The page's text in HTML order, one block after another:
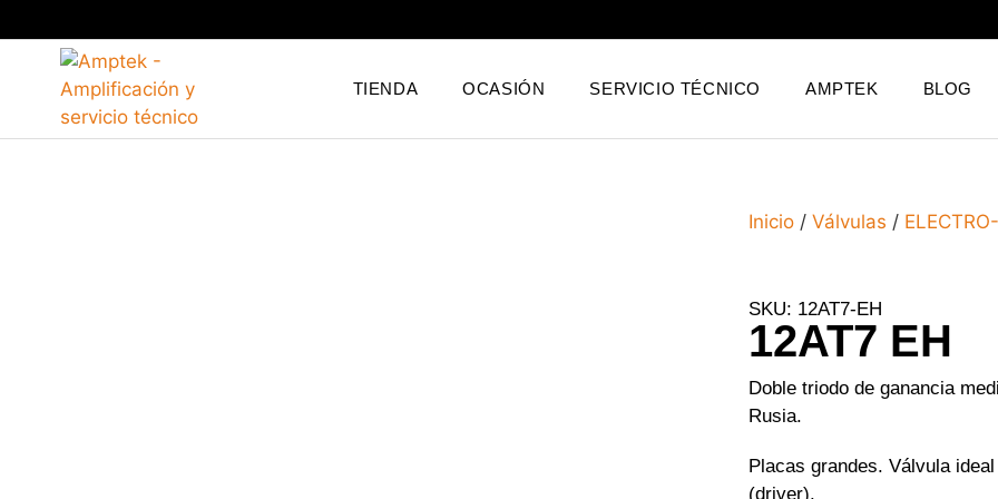
TIENDA OCASIÓN SERVICIO TÉCNICO AMPTEK BLOG
Inicio / Válvulas /
SKU: 12AT7-EH
12AT7 EH
Doble triodo de ganancia
Rusia.
Placas grandes. Válvula
(driver).